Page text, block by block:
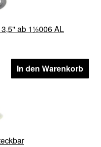
ab 1½006 AL
In den Warenkorb